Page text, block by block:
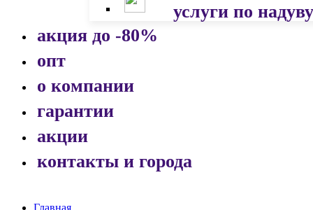
услуги по надуву
акция до -80%
опт
о компании
гарантии
акции
контакты и города
Главная